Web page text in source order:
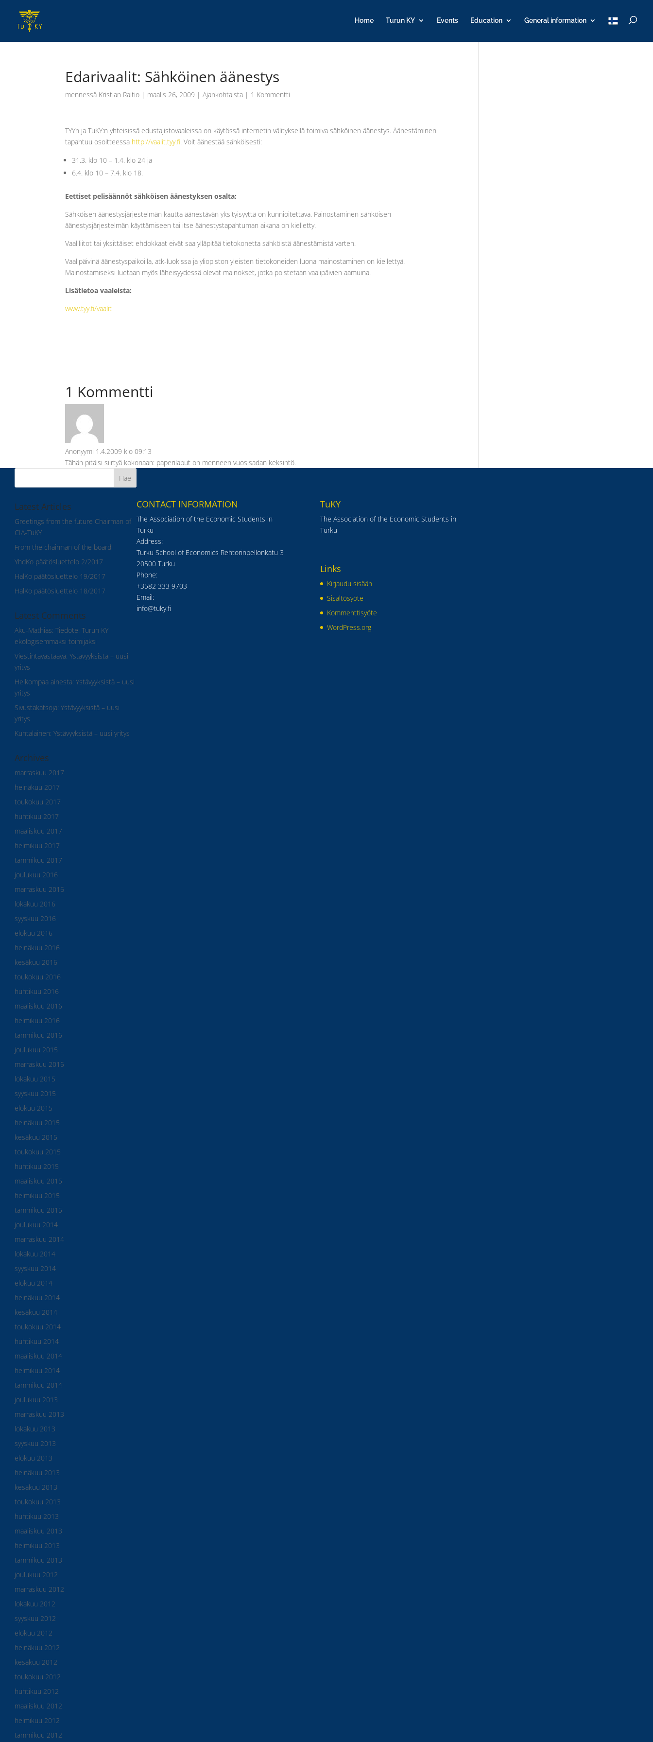
Home Turun KY Events Education General information
T
u
Edarivaalit: Sähköinen äänestys
mennessä Kristian Raitio | maalis 26, 2009 |Ajankohtaista | 1 Kommentti
TYYn ja TuKY:n yhteisissä edustajistovaaleissa on käytössä internetin välityksellä toimiva sähköinen äänestys. Äänestäminen
tapahtuu osoitteessa http://vaalit.tyy.fi. Voit äänestää sähköisesti:
31.3. klo 10 – 1.4. klo 24 ja
6.4. klo 10 – 7.4. klo 18.
Eettiset pelisäännöt sähköisen äänestyksen osalta:
Sähköisen äänestysjärjestelmän kautta äänestävän yksityisyyttä on kunnioitettava. Painostaminen sähköisen
äänestysjärjestelmän käyttämiseen tai itse äänestystapahtuman aikana on kielletty.
Vaaliliitot tai yksittäiset ehdokkaat eivät saa ylläpitää tietokonetta sähköistä äänestämistä varten.
Vaalipäivinä äänestyspaikoilla, atk-luokissa ja yliopiston yleisten tietokoneiden luona mainostaminen on kiellettyä.
Mainostamiseksi luetaan myös läheisyydessä olevat mainokset, jotka poistetaan vaalipäivien aamuina.
Lisätietoa vaaleista:
www.tyy.fi/vaalit
1 Kommentti
Anonyymi 1.4.2009 klo 09:13
Tähän pitäisi siirtyä kokonaan: paperilaput on menneen vuosisadan keksintö.
Latest Articles
Greetings from the future Chairman of
CIA-TuKY
From the chairman of the board
YhdKo päätösluettelo 2/2017
HalKo päätösluettelo 19/2017
HalKo päätösluettelo 18/2017
Latest Comments
Aku-Mathias: Tiedote: Turun KY
ekologisemmaksi toimijaksi
Viestintävastaava: Ystävyyksistä – uusi
yritys
Heikompaa ainesta: Ystävyyksistä – uusi
yritys
Sivustakatsoja: Ystävyyksistä – uusi
yritys
Kuntalainen: Ystävyyksistä – uusi yritys
Archives
marraskuu 2017
heinäkuu 2017
toukokuu 2017
huhtikuu 2017
maaliskuu 2017
helmikuu 2017
tammikuu 2017
joulukuu 2016
marraskuu 2016
lokakuu 2016
syyskuu 2016
elokuu 2016
heinäkuu 2016
kesäkuu 2016
toukokuu 2016
huhtikuu 2016
maaliskuu 2016
helmikuu 2016
tammikuu 2016
joulukuu 2015
marraskuu 2015
lokakuu 2015
syyskuu 2015
elokuu 2015
heinäkuu 2015
kesäkuu 2015
toukokuu 2015
huhtikuu 2015
maaliskuu 2015
helmikuu 2015
tammikuu 2015
joulukuu 2014
marraskuu 2014
lokakuu 2014
syyskuu 2014
elokuu 2014
heinäkuu 2014
kesäkuu 2014
toukokuu 2014
huhtikuu 2014
maaliskuu 2014
helmikuu 2014
tammikuu 2014
joulukuu 2013
marraskuu 2013
lokakuu 2013
syyskuu 2013
elokuu 2013
heinäkuu 2013
kesäkuu 2013
toukokuu 2013
huhtikuu 2013
maaliskuu 2013
helmikuu 2013
tammikuu 2013
joulukuu 2012
marraskuu 2012
lokakuu 2012
syyskuu 2012
elokuu 2012
heinäkuu 2012
kesäkuu 2012
toukokuu 2012
huhtikuu 2012
maaliskuu 2012
helmikuu 2012
tammikuu 2012
CONTACT INFORMATION
The Association of the Economic Students in
Turku
Address:
Turku School of Economics Rehtorinpellonkatu 3
20500 Turku
Phone:
+3582 333 9703
Email:
info@tuky.fi
TuKY
The Association of the Economic Students in
Turku
Links
Kirjaudu sisään
Sisältösyöte
Kommenttisyöte
WordPress.org